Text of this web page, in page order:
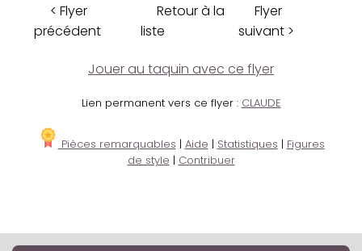
< Flyer
précédent
Retour à la
liste
Flyer
suivant >
Jouer au taquin avec ce flyer
Lien permanent vers ce flyer : CLAUDE
Pièces remarquables | Aide | Statistiques | Figures
de style | Contribuer